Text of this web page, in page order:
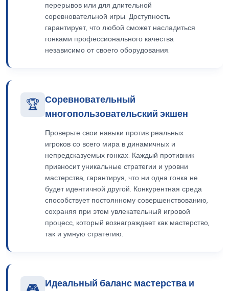
перерывов или для длительной
соревновательной игры. Доступность
гарантирует, что любой сможет насладиться
гонками профессионального качества
независимо от своего оборудования.
🏆 Соревновательный
многопользовательский экшен
Проверьте свои навыки против реальных
игроков со всего мира в динамичных и
непредсказуемых гонках. Каждый противник
привносит уникальные стратегии и уровни
мастерства, гарантируя, что ни одна гонка не
будет идентичной другой. Конкурентная среда
способствует постоянному совершенствованию,
сохраняя при этом увлекательный игровой
процесс, который вознаграждает как мастерство,
так и умную стратегию.
Идеальный баланс мастерства и